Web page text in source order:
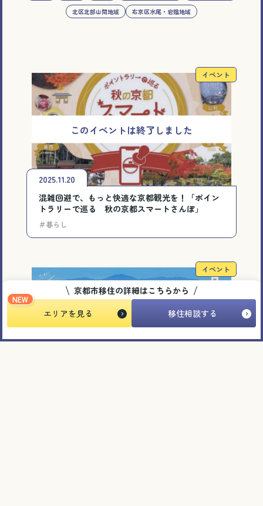
京都市移住の詳細はこちらから
NEW
エリアを見る 移住相談する
北区北部山間地域
右京区水尾・宕陰地域
イベント
混雑回避で、もっと快適な京都観光を！「ポイン
トラリーで巡る 秋の京都スマートさんぽ」
＃暮らし
2025.11.20
イベント